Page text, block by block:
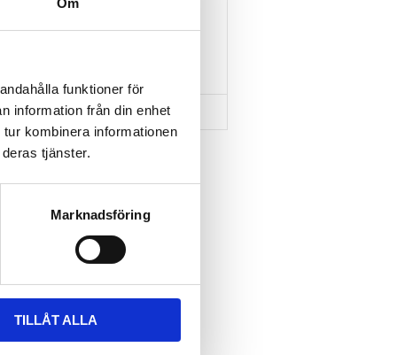
funktioner för
information från din enhet
kombinera informationen
tjänster.
Marknadsföring
TILLÅT ALLA
Lägg till i favoriter